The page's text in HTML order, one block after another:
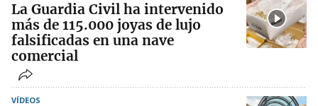
La Guardia Civil ha intervenido
más de 115.000 joyas de lujo
falsificadas en una nave
comercial
VÍDEOS